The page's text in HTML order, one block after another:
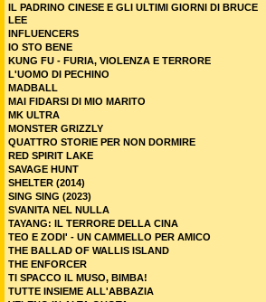
IL PADRINO CINESE E GLI ULTIMI GIORNI DI BRUCE
LEE
INFLUENCERS
IO STO BENE
KUNG FU - FURIA, VIOLENZA E TERRORE
L'UOMO DI PECHINO
MADBALL
MAI FIDARSI DI MIO MARITO
MK ULTRA
MONSTER GRIZZLY
QUATTRO STORIE PER NON DORMIRE
RED SPIRIT LAKE
SAVAGE HUNT
SHELTER (2014)
SING SING (2023)
SVANITA NEL NULLA
TAYANG: IL TERRORE DELLA CINA
TEO E ZODI' - UN CAMMELLO PER AMICO
THE BALLAD OF WALLIS ISLAND
THE ENFORCER
TI SPACCO IL MUSO, BIMBA!
TUTTE INSIEME ALL'ABBAZIA